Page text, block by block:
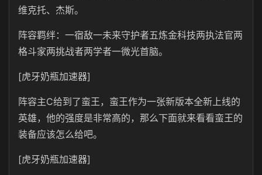
维克托、杰斯。
阵容羁绊：一宿敌一未来守护者五炼金科技两执法官两
格斗家两挑战者两学者一微光首脑。
[虎牙奶瓶加速器]
阵容主C给到了蛮王，蛮王作为一张新版本全新上线的
英雄，他的强度是非常高的，那么下面就来看看蛮王的
装备应该怎么给吧。
[虎牙奶瓶加速器]